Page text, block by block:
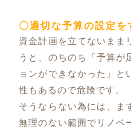
〇適切な予算の設定を
資金計画を立てないまま
うと、のちのち「予算が
ョンができなかった」と
性もあるので危険です。
そうならない為には、ま
無理のない範囲でリノベ